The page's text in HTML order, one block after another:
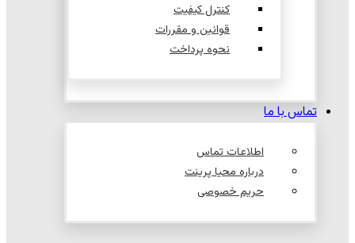
کنترل کیفیت
قوانین و مقررات
نحوه پرداخت
تماس با ما
اطلاعات تماس
درباره محیا پرینت
حریم خصوصی